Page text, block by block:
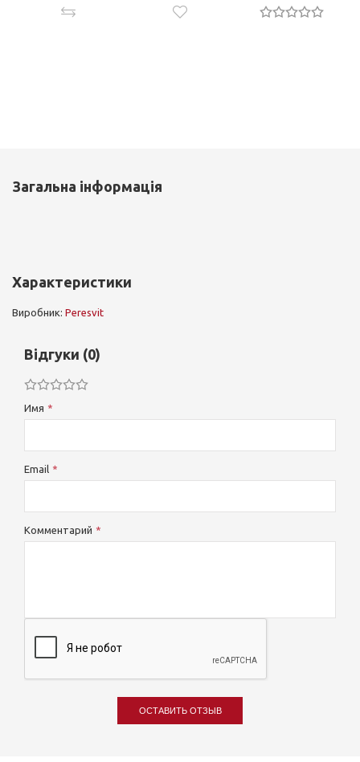
Загальна інформація
Характеристики
Виробник: Peresvit
Відгуки (0)
Имя
Email
Комментарий
ОСТАВИТЬ ОТЗЫВ